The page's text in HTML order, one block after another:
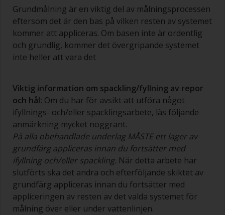
Grundmålning är en viktig del av målningsprocessen
eftersom det är den bas på vilken resten av systemet
kommer att appliceras. Om basen inte är ordentlig
och grundlig, kommer det övergripande systemet
inte heller att vara det
Viktig information om spackling/fyllning av repor
och hål: Om du har för avsikt att utföra något
ifyllnings- och/eller spacklingsarbete, läs följande
anmärkning mycket noggrant.
På alla obehandlade underlag MÅSTE ett lager av
grundfärg appliceras innan du fortsätter med
ifyllning och/eller spackling. När detta arbete har
slutförts ska det andra och efterföljande skiktet av
grundfärg appliceras innan du fortsätter med
appliceringen av resten av det valda systemet för
målning över eller under vattenlinjen.